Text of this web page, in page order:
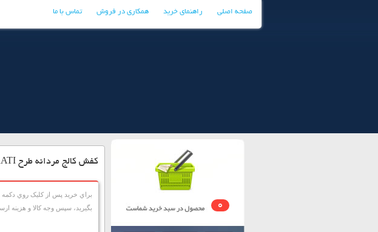
صفحه اصلی راهنمای خرید همکاری در فروش تماس با ما
0
کفش کالج مردانه طرح MASERATI
براي خريد پس از کليک روي دکمه
بگيريد، سپس وجه کالا و هزينه